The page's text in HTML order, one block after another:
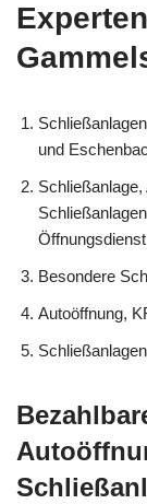
und
Öffnungsdienst
Besondere
Autoöffnung,